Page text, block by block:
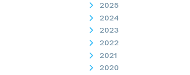
2025
2024
2023
2022
2021
2020